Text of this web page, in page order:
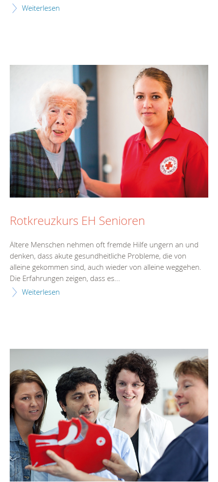
Weiterlesen
Rotkreuzkurs EH Senioren
Ältere Menschen nehmen oft fremde Hilfe ungern an und
denken, dass akute gesundheitliche Probleme, die von
alleine gekommen sind, auch wieder von alleine weggehen.
Die Erfahrungen zeigen, dass es...
Weiterlesen